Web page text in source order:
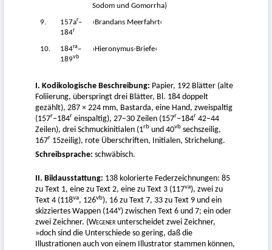
Sodom und Gomorrha)
9. 157ar–
184r
›Brandans Meerfahrt‹
10. 184ra–
189vb
›Hieronymus-Briefe‹
I. Kodikologische Beschreibung: Papier, 192 Blätter (alte
Foliierung, überspringt drei Blätter, Bl. 184 doppelt
gezählt), 287 × 224 mm, Bastarda, eine Hand, zweispaltig
(157r–184r einspaltig), 27–30 Zeilen (157r–184r 42–44
Zeilen), drei Schmuckinitialen (1rb und 40vb sechszeilig,
167r 15zeilig), rote Überschriften, Initialen, Strichelung.
Schreibsprache: schwäbisch.
II. Bildausstattung: 138 kolorierte Federzeichnungen: 85
zu Text 1, eine zu Text 2, eine zu Text 3 (117va), zwei zu
Text 4 (118va, 126vb), 16 zu Text 7, 33 zu Text 9 und ein
skizziertes Wappen (144v) zwischen Text 6 und 7; ein oder
zwei Zeichner. (Wegener unterscheidet zwei Zeichner,
»doch sind die Unterschiede so gering, daß die
Illustrationen auch von einem Illustrator stammen können,